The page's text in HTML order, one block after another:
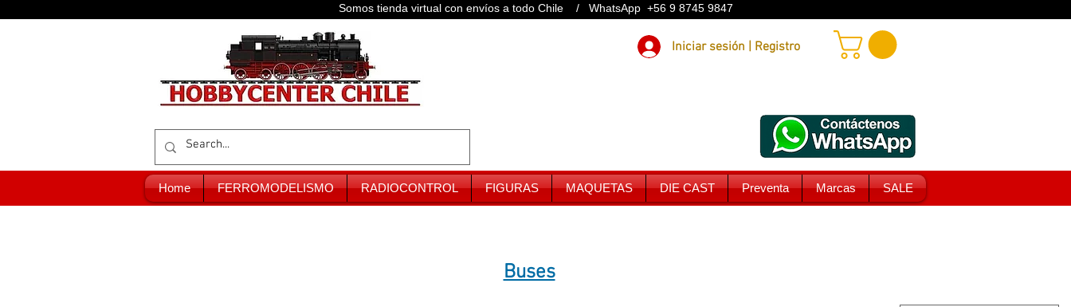
Somos tienda virtual con envíos a todo Chile / WhatsApp +56 9 8745 9847
Iniciar sesión | Registro
Home FERROMODELISMO RADIOCONTROL FIGURAS MAQUETAS DIE CAST Preventa Marcas SALE
Buses